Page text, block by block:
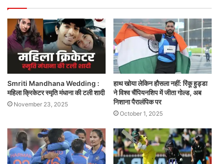
Smriti Mandhana Wedding :
महिला क्रिकेटर स्मृति मंधाना की टली शादी
November 23, 2025
हाथ खोया लेकिन हौसला नहीं: रिंकू हुड्डा
ने विश्व चैंपियनशिप में जीता गोल्ड, अब
निशाना पैरालंपिक पर
October 1, 2025